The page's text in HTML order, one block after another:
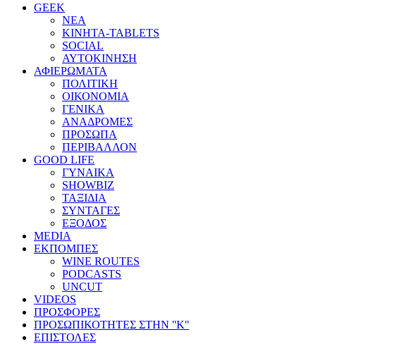
GEEK
ΝΕΑ
ΚΙΝΗΤΑ-TABLETS
SOCIAL
ΑΥΤΟΚΙΝΗΣΗ
ΑΦΙΕΡΩΜΑΤΑ
ΠΟΛΙΤΙΚΗ
ΟΙΚΟΝΟΜΙΑ
ΓΕΝΙΚΑ
ΑΝΑΔΡΟΜΕΣ
ΠΡΟΣΩΠΑ
ΠΕΡΙΒΑΛΛΟΝ
GOOD LIFE
ΓΥΝΑΙΚΑ
SHOWBIZ
ΤΑΞΙΔΙΑ
ΣΥΝΤΑΓΕΣ
ΕΞΟΔΟΣ
MEDIA
ΕΚΠΟΜΠΕΣ
WINE ROUTES
PODCASTS
UNCUT
VIDEOS
ΠΡΟΣΦΟΡΕΣ
ΠΡΟΣΩΠΙΚΟΤΗΤΕΣ ΣΤΗΝ ''Κ''
ΕΠΙΣΤΟΛΕΣ